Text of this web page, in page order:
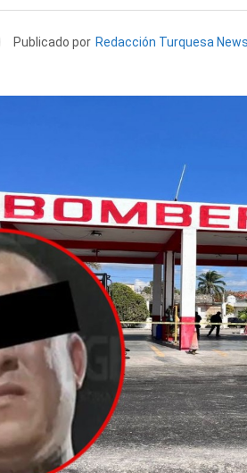
Publicado por Redacción Turquesa News